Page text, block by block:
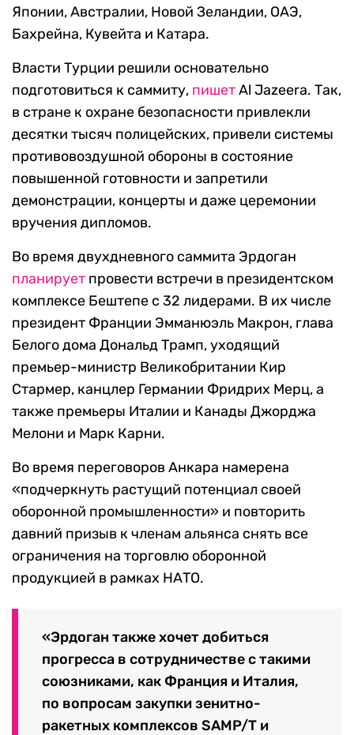
Японии, Австралии, Новой Зеландии, ОАЭ,
Бахрейна, Кувейта и Катара.
Власти Турции решили основательно
подготовиться к саммиту, пишетAl Jazeera. Так,
в стране к охране безопасности привлекли
десятки тысяч полицейских, привели системы
противовоздушной обороны в состояние
повышенной готовности и запретили
демонстрации, концерты и даже церемонии
вручения дипломов.
Во время двухдневного саммита Эрдоган
планирует провести встречи в президентском
комплексе Бештепе с 32 лидерами. В их числе
президент Франции Эмманюэль Макрон, глава
Белого дома Дональд Трамп, уходящий
премьер-министр Великобритании Кир
Стармер, канцлер Германии Фридрих Мерц, а
также премьеры Италии и Канады Джорджа
Мелони и Марк Карни.
Во время переговоров Анкара намерена
«подчеркнуть растущий потенциал своей
оборонной промышленности» и повторить
давний призыв к членам альянса снять все
ограничения на торговлю оборонной
продукцией в рамках НАТО.
«Эрдоган также хочет добиться
прогресса в сотрудничестве с такими
союзниками, как Франция и Италия,
по вопросам закупки зенитно-
ракетных комплексов SAMP/T и